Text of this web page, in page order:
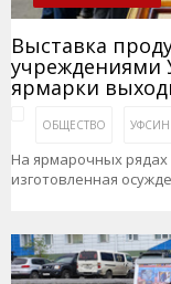
Выставка
учреждениями
ярмарки
ОБЩЕСТВО УФСИН
На ярмарочных
изготовленная